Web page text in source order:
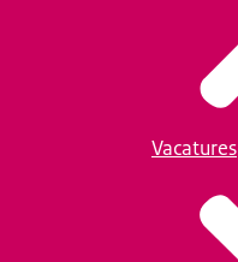
Vacatures